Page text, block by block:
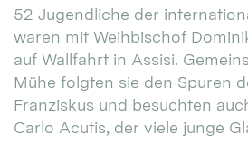
52 Jugendliche der
waren mit Weihbischof
auf Wallfahrt in Assisi.
Mühe folgten sie den Spuren
Franziskus und besuchten
Carlo Acutis, der viele junge